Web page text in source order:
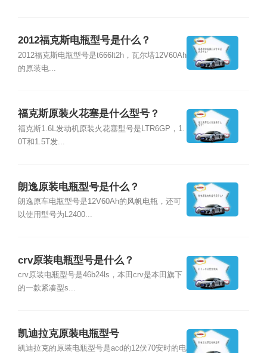
2012福克斯电瓶型号是什么？
2012福克斯电瓶型号是t666lt2h，瓦尔塔12V60Ah
的原装电...
福克斯原装火花塞是什么型号？
福克斯1.6L发动机原装火花塞型号是LTR6GP，1.
0T和1.5T发...
朗逸原装电瓶型号是什么？
朗逸原车电瓶型号是12V60Ah的风帆电瓶，还可
以使用型号为L2400...
crv原装电瓶型号是什么？
crv原装电瓶型号是46b24ls，本田crv是本田旗下
的一款紧凑型s...
凯迪拉克原装电瓶型号
凯迪拉克的原装电瓶型号是acd的12伏70安时的电